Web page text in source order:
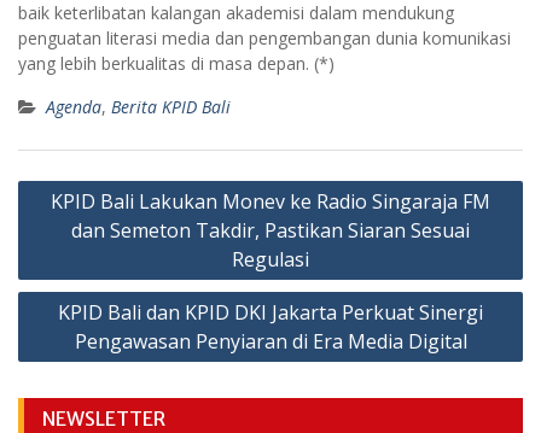
baik keterlibatan kalangan akademisi dalam mendukung
penguatan literasi media dan pengembangan dunia komunikasi
yang lebih berkualitas di masa depan. (*)
Agenda, Berita KPID Bali
Post
navigation
KPID Bali Lakukan Monev ke Radio Singaraja FM
dan Semeton Takdir, Pastikan Siaran Sesuai
Regulasi
KPID Bali dan KPID DKI Jakarta Perkuat Sinergi
Pengawasan Penyiaran di Era Media Digital
NEWSLETTER